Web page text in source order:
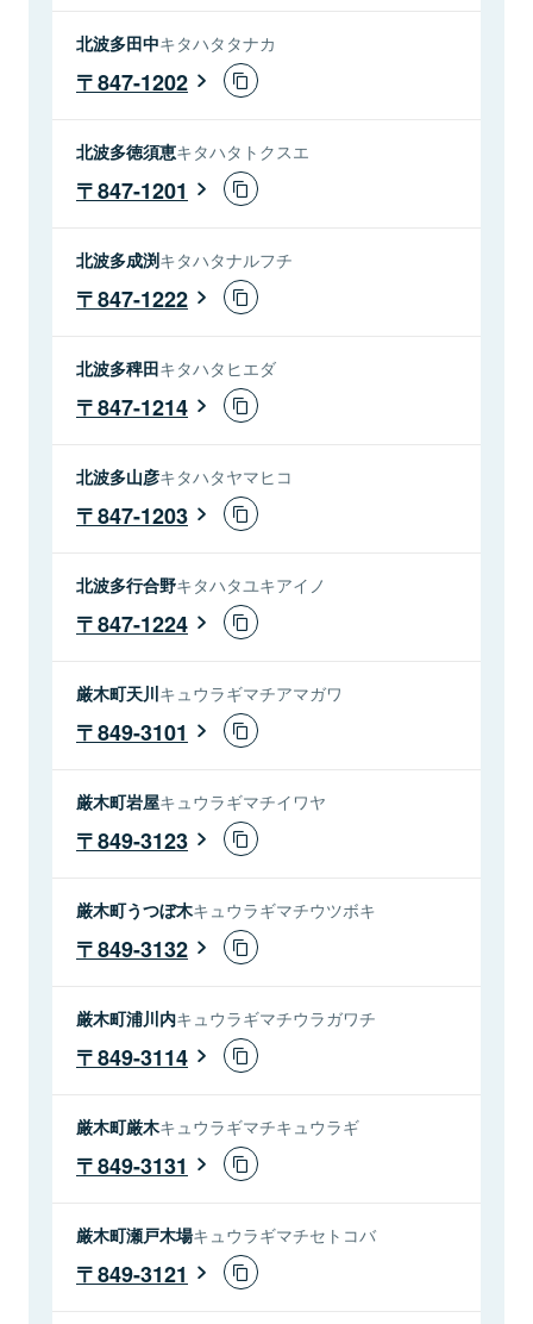
北波多田中キタハタタナカ
847-1202
北波多徳須恵キタハタトクスエ
847-1201
北波多成渕キタハタナルフチ
847-1222
北波多稗田キタハタヒエダ
847-1214
北波多山彦キタハタヤマヒコ
847-1203
北波多行合野キタハタユキアイノ
847-1224
厳木町天川キュウラギマチアマガワ
849-3101
厳木町岩屋キュウラギマチイワヤ
849-3123
厳木町うつぼ木キュウラギマチウツボキ
849-3132
厳木町浦川内キュウラギマチウラガワチ
849-3114
厳木町厳木キュウラギマチキュウラギ
849-3131
厳木町瀬戸木場キュウラギマチセトコバ
849-3121